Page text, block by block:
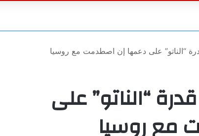
عن
“الناتو” على دعمها إن اصطدمت مع روسيا
“الناتو” على
مع روسيا